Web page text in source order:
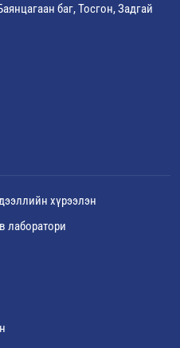
баг, Тосгон, Задгай
хүрээлэн
лаборатори